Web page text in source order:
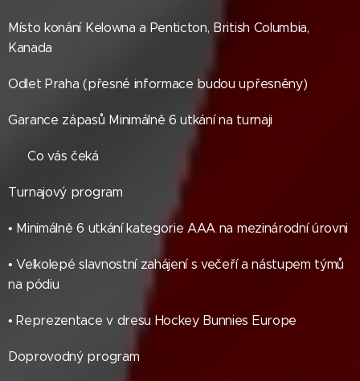
Místo konání Kelowna a Penticton, British Columbia,
Kanada
Odlet Praha (přesné informace budou upřesněny)
Garance zápasů Minimálně 6 utkání na turnaji
🎯 Co vás čeká
Turnajový program
• Minimálně 6 utkání kategorie AAA na mezinárodní úrovni
• Velkolepé slavnostní zahájení s večeří a nástupem týmů
na pódiu
• Reprezentace v dresu Hockey Bunnies Europe
Doprovodný program